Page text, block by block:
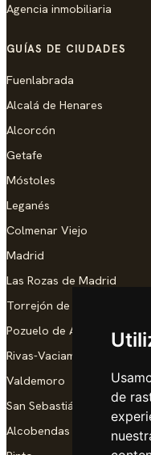
de
Agencia inmobiliaria
GUÍAS DE CIUDADES
Fuenlabrada
Alcalá de Henares
Alcorcón
Getafe
Móstoles
Leganés
Colmenar Viejo
Madrid
Las Rozas de Madrid
Torrejón de Ardoz
Pozuelo de Alarcón
Rivas-Vaciamadrid
Valdemoro
San Sebastián de los Reyes
Alcobendas